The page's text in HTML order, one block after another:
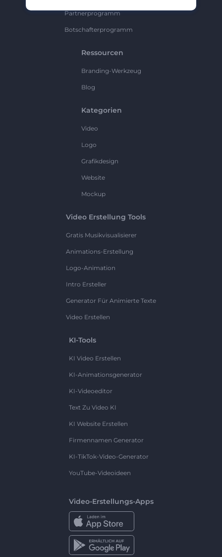
Partnerprogramm
Botschafterprogramm
Ressourcen
Branding-Werkzeug
Blog
Kategorien
Video
Logo
Grafikdesign
Website
Mockup
Video Erstellung Tools
Gratis Musikvisualisierer
Animations-Erstellung
Logo-Animation
Intro Ersteller
Generator Für Animierte Texte
Video Erstellen
KI-Tools
KI Video Erstellen
KI-Animationsgenerator
KI-Videoeditor
Text Zu Video KI
KI Website Erstellen
Firmennamen Generator
KI-TikTok-Video-Generator
YouTube-Videoideen
Video-Erstellungs-Apps